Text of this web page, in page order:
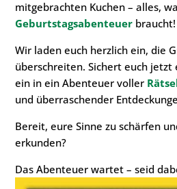
mitgebrachten Kuchen – alles,
Geburtstagsabenteuer braucht!
Wir laden euch herzlich ein, die
überschreiten. Sichert euch
ein in ein Abenteuer voller
und überraschender
Bereit, eure Sinne zu schärfen
erkunden?
Das Abenteuer wartet – seid